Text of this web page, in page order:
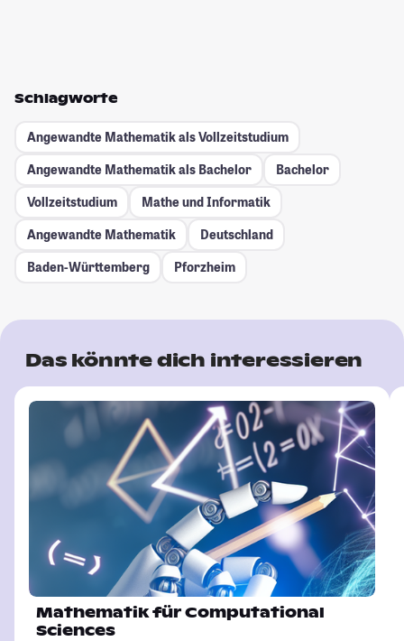
Schlagworte
Angewandte Mathematik als Vollzeitstudium
Angewandte Mathematik als Bachelor
Bachelor
Vollzeitstudium
Mathe und Informatik
Angewandte Mathematik
Deutschland
Baden-Württemberg
Pforzheim
Das könnte dich interessieren
Mathematik für Computational
Sciences